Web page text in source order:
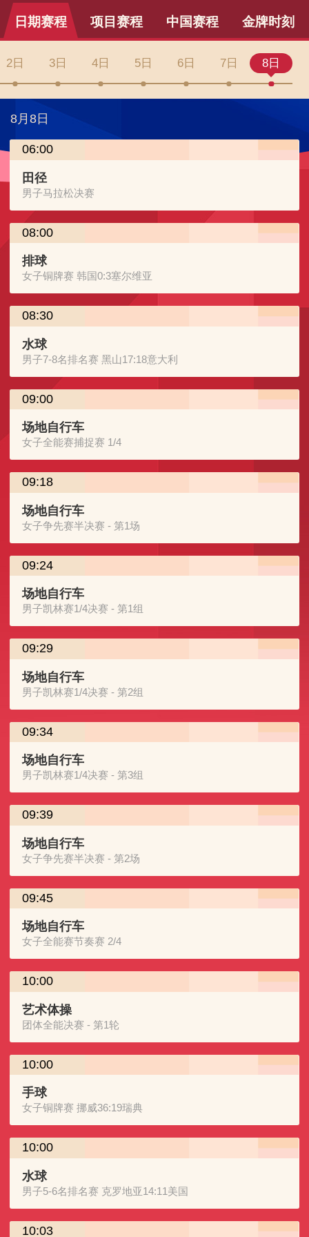
日期赛程 项目赛程 中国赛程 金牌时刻
2日 3日 4日 5日 6日 7日 8日
8月8日
06:00
田径
男子马拉松决赛
08:00
排球
女子铜牌赛 韩国0:3塞尔维亚
08:30
水球
男子7-8名排名赛 黑山17:18意大利
09:00
场地自行车
女子全能赛捕捉赛 1/4
09:18
场地自行车
女子争先赛半决赛 - 第1场
09:24
场地自行车
男子凯林赛1/4决赛 - 第1组
09:29
场地自行车
男子凯林赛1/4决赛 - 第2组
09:34
场地自行车
男子凯林赛1/4决赛 - 第3组
09:39
场地自行车
女子争先赛半决赛 - 第2场
09:45
场地自行车
女子全能赛节奏赛 2/4
10:00
艺术体操
团体全能决赛 - 第1轮
10:00
手球
女子铜牌赛 挪威36:19瑞典
10:00
水球
男子5-6名排名赛 克罗地亚14:11美国
10:03